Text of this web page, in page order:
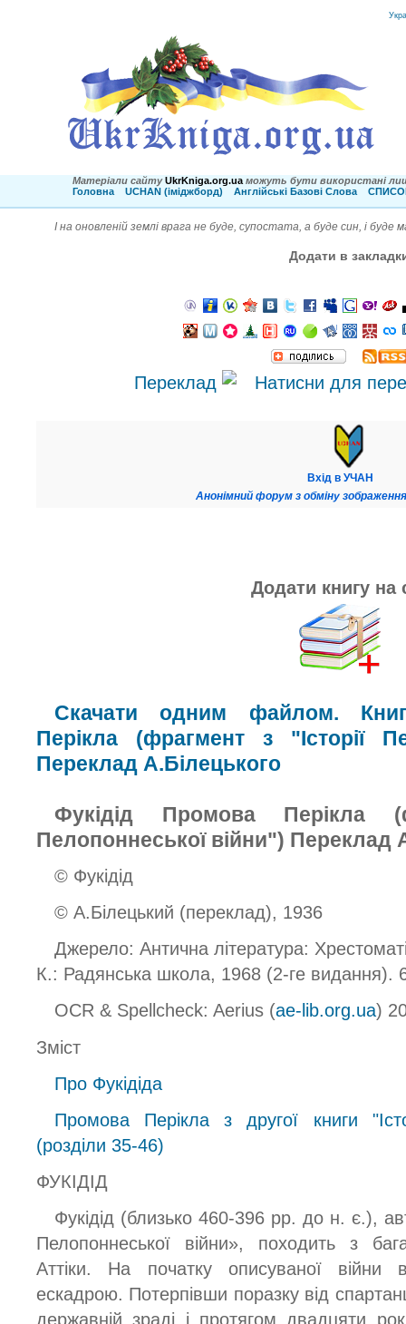
Матеріали сайту UkrKniga.org.ua можуть бути використані
Головна
UCHAN (іміджборд) Англійські Базові Слова
І на оновленій землі врага не буде, супостата, а буде син, і
Додати в
Переклад
Вхід в УЧАН
Анонімний форум з обміну
Додати книгу на
Скачати одним файлом.
Перікла (фрагмент з "Історії
Переклад А.Білецького
Фукідід Промова Перікла
Пелопоннеської війни") Переклад
© Фукідід
© А.Білецький (переклад), 1936
Джерело: Антична література:
К.: Радянська школа, 1968 (2-ге видання).
OCR & Spellcheck: Aerius (ae-lib.org.ua)
Зміст
Про Фукідіда
Промова Перікла з другої книги
(розділи 35-46)
ФУКІДІД
Фукідід (близько 460-396 рр. до н. є.),
Пелопоннеської війни», походить з
Аттіки. На початку описуваної війни
ескадрою. Потерпівши поразку від
державній зраді і протягом двадцяти